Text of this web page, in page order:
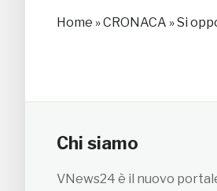
Home »CRONACA »Si
Chi siamo
VNews24 è il nuovo